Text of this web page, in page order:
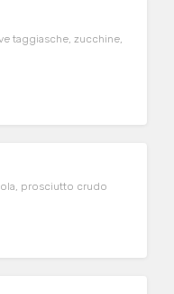
taggiasche, zucchine,
prosciutto crudo